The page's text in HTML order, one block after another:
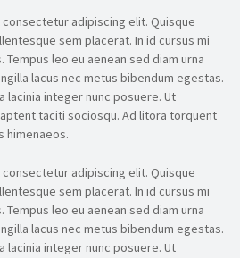
adipiscing elit. Quisque
sem placerat. In id cursus mi
leo eu aenean sed diam urna
lacus nec metus bibendum egestas.
lacinia integer nunc posuere. Ut
taciti sociosqu. Ad litora torquent
himenaeos.
adipiscing elit. Quisque
sem placerat. In id cursus mi
leo eu aenean sed diam urna
lacus nec metus bibendum egestas.
lacinia integer nunc posuere. Ut